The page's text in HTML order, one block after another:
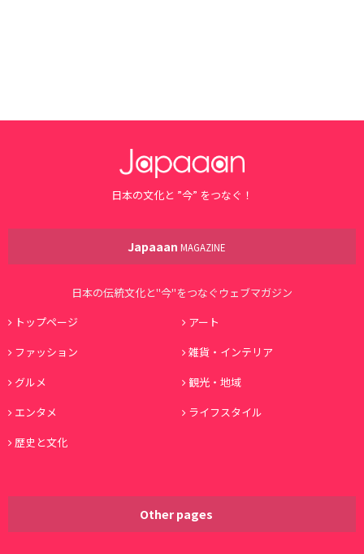
日本の文化と ”今” をつなぐ！
Japaaan MAGAZINE
日本の伝統文化と"今"をつなぐウェブマガジン
トップページ
アート
ファッション
雑貨・インテリア
グルメ
観光・地域
エンタメ
ライフスタイル
歴史と文化
Other pages